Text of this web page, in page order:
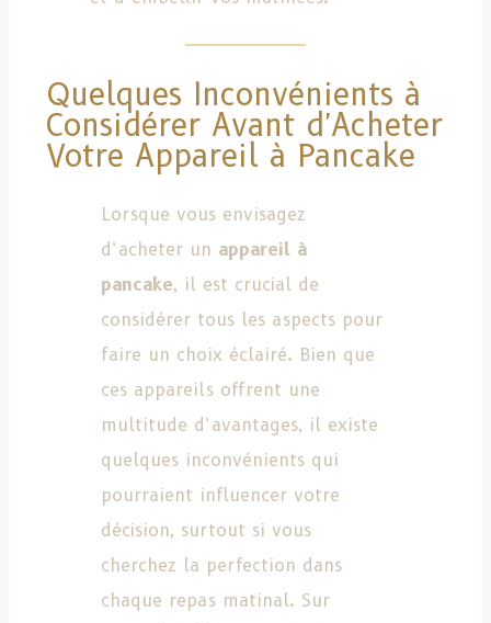
Quelques Inconvénients à
Considérer Avant d'Acheter
Votre Appareil à Pancake
Lorsque vous envisagez
d’acheter un appareil à
pancake, il est crucial de
considérer tous les aspects pour
faire un choix éclairé. Bien que
ces appareils offrent une
multitude d’avantages, il existe
quelques inconvénients qui
pourraient influencer votre
décision, surtout si vous
cherchez la perfection dans
chaque repas matinal. Sur